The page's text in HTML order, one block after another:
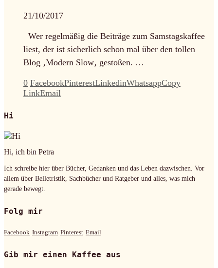
21/10/2017
Wer regelmäßig die Beiträge zum Samstagskaffee
liest, der ist sicherlich schon mal über den tollen
Blog ‚Modern Slow‚ gestoßen. …
0 FacebookPinterestLinkedinWhatsappCopy
LinkEmail
Hi
Hi, ich bin Petra
Ich schreibe hier über Bücher, Gedanken und das Leben dazwischen. Vor
allem über Belletristik, Sachbücher und Ratgeber und alles, was mich
gerade bewegt.
Folg mir
Facebook Instagram Pinterest Email
Gib mir einen Kaffee aus